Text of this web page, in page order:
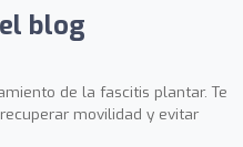
blog
de la fascitis plantar. Te
movilidad y evitar